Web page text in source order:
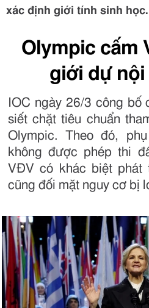
xác định giới tính sinh học.
Olympic cấm
giới dự
IOC ngày 26/3 công bố
siết chặt tiêu chuẩn
Olympic. Theo đó,
không được phép thi
VĐV có khác biệt phát
cũng đối mặt nguy cơ bị